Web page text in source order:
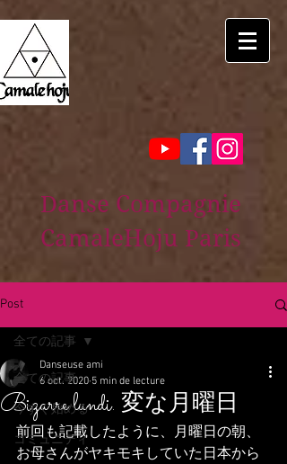
Danse Compagnie
CamaleHoju Paris
Post
全ての記事
今すぐ始める
コミュニティ
全ての記事
Bizarre lundi. 変な月曜日
Danseuse ami
6 oct. 2020 5 min de lecture
前回も記載したように、月曜日の朝、
お母さんがヤキモキしていた日本から